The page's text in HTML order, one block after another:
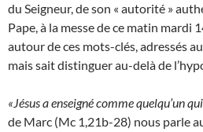
du Seigneur, de son « autorité »
Pape, à la messe de ce matin mardi
autour de ces mots-clés, adressés
mais sait distinguer au-delà de
«Jésus a enseigné comme quelqu’un
de Marc (Mc 1,21b-28) nous parle